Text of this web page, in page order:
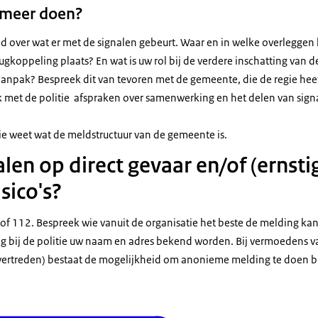
doen?
over wat er met de signalen gebeurt. Waar en in welke
plaats? En wat is uw rol bij de verdere inschatting van
Bespreek dit van tevoren met de gemeente, die de regie
met de politie afspraken over samenwerking en het delen van
weet wat de meldstructuur van de gemeente is.
op direct gevaar en/of
112. Bespreek wie vanuit de organisatie het beste de melding
bij de politie uw naam en adres bekend worden. Bij vermoedens
bestaat de mogelijkheid om anonieme melding te doen